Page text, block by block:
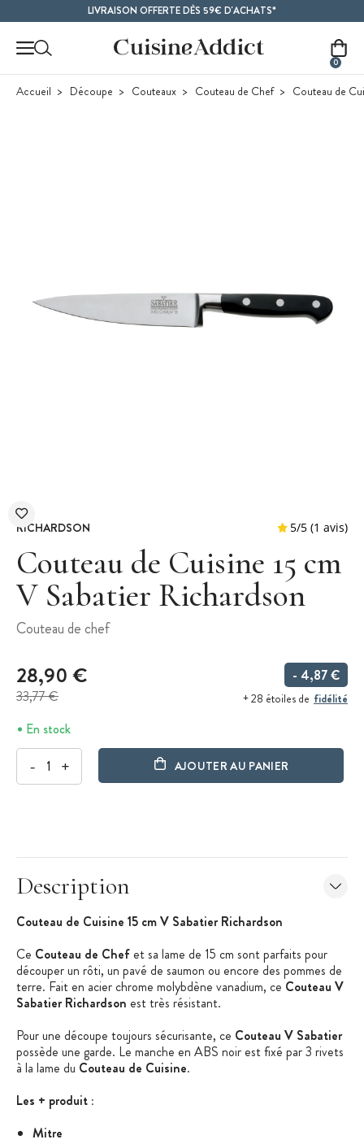
LIVRAISON OFFERTE DÈS 59€ D'ACHATS*
0
Accueil Découpe Couteaux Couteau de Chef Couteau de
RICHARDSON
Couteau de Cuisine 15 cm
V Sabatier Richardson
Couteau de chef
28,90 €
33,77 €
- 4,87 €
+ 28 étoiles de fidélité
En stock
- + AJOUTER AU PANIER
Description
Couteau de Cuisine 15 cm V Sabatier Richardson
Ce Couteau de Chef et sa lame de 15 cm sont parfaits pour
découper un rôti, un pavé de saumon ou encore des pommes de
terre. Fait en acier chrome molybdène vanadium, ce Couteau V
Sabatier Richardson est très résistant.
Pour une découpe toujours sécurisante, ce Couteau V Sabatier
possède une garde. Le manche en ABS noir est fixé par 3 rivets
à la lame du Couteau de Cuisine.
Les + produit :
Mitre